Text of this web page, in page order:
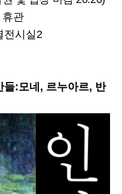
휴관
전시실2
들:모네, 르누아르, 반